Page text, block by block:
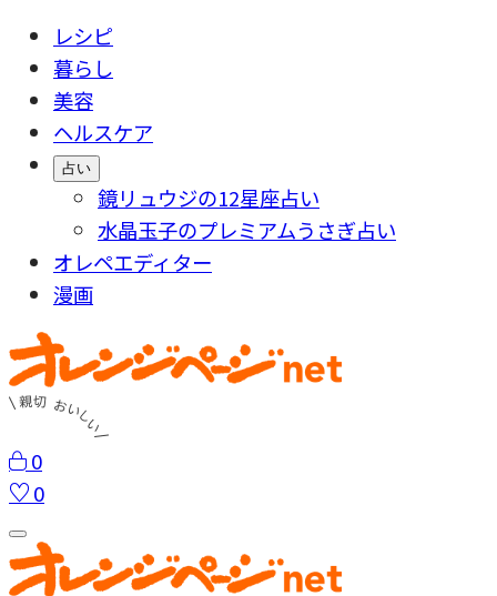
レシピ
暮らし
美容
ヘルスケア
占い
鏡リュウジの12星座占い
水晶玉子のプレミアムうさぎ占い
オレペエディター
漫画
0
0